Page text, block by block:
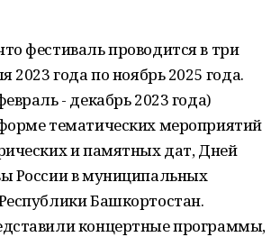
фестиваль проводится в три
2023 года по ноябрь 2025 года.
- декабрь 2023 года)
тематических мероприятий
и памятных дат, Дней
России в муниципальных
Башкортостан.
концертные программы,